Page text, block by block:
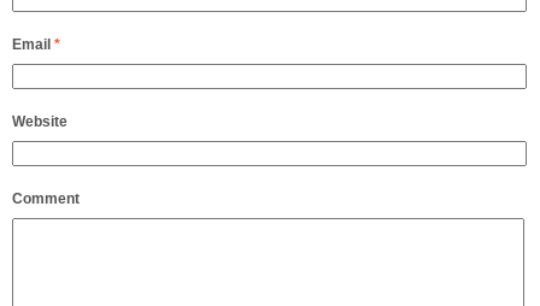
Email *
Website
Comment